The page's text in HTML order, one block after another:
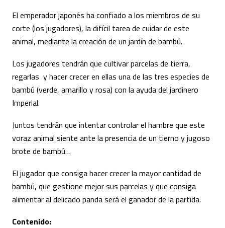
El emperador japonés ha confiado a los miembros de su
corte (los jugadores), la difícil tarea de cuidar de este
animal, mediante la creación de un jardín de bambú.
Los jugadores tendrán que cultivar parcelas de tierra,
regarlas y hacer crecer en ellas una de las tres especies de
bambú (verde, amarillo y rosa) con la ayuda del jardinero
Imperial.
Juntos tendrán que intentar controlar el hambre que este
voraz animal siente ante la presencia de un tierno y jugoso
brote de bambú…
El jugador que consiga hacer crecer la mayor cantidad de
bambú, que gestione mejor sus parcelas y que consiga
alimentar al delicado panda será el ganador de la partida.
Contenido: